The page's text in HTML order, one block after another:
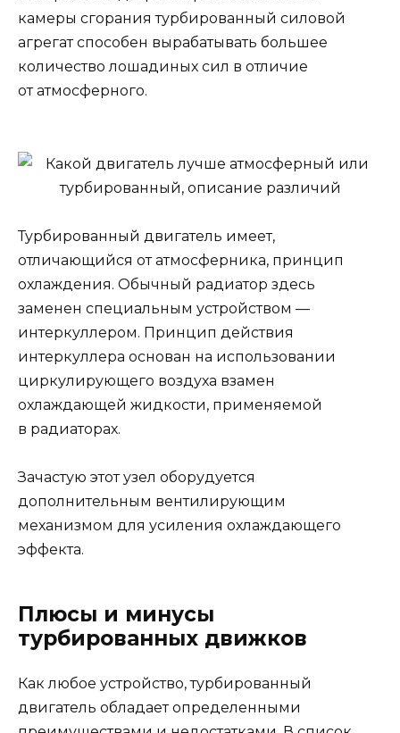
камеры сгорания турбированный силовой
агрегат способен вырабатывать большее
количество лошадиных сил в отличие
от атмосферного.
Турбированный двигатель имеет,
отличающийся от атмосферника, принцип
охлаждения. Обычный радиатор здесь
заменен специальным устройством —
интеркуллером. Принцип действия
интеркуллера основан на использовании
циркулирующего воздуха взамен
охлаждающей жидкости, применяемой
в радиаторах.
Зачастую этот узел оборудуется
дополнительным вентилирующим
механизмом для усиления охлаждающего
эффекта.
Плюсы и минусы
турбированных движков
Как любое устройство, турбированный
двигатель обладает определенными